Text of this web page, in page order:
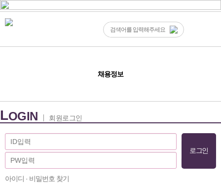
채용정보
LOGIN 회원로그인
아이디 · 비밀번호 찾기